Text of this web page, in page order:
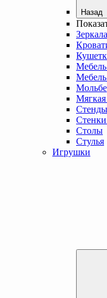
Назад
Мебель
Стенды
Столы
Стулья
Игрушки